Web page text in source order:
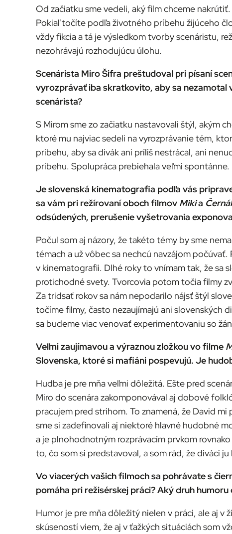
Od začiatku sme vedeli, aký film chceme
Pokiaľ točíte podľa životného príbehu žijúceho
vždy fikcia a tá je výsledkom tvorby scenáristu,
nezohrávajú rozhodujúcu úlohu.
Scenárista Miro Šifra preštudoval pri písaní
vyrozprávať iba skratkovito, aby sa nezamotal
scenárista?
S Mirom sme zo začiatku nastavovali štýl, akým
ktoré mu najviac sedeli na vyrozprávanie tém,
príbehu, aby sa divák ani príliš nestrácal, ani
príbehu. Spolupráca prebiehala veľmi spontánne.
Je slovenská kinematografia podľa vás
sa vám pri režírovaní oboch filmov Mikia
odsúdených, prerušenie vyšetrovania
Počul som aj názory, že takéto témy by sme
témach a už vôbec sa nechcú navzájom
v kinematografii. Dlhé roky to vnímam tak, že sa
protichodné svety. Tvorcovia potom točia filmy
Za tridsať rokov sa nám nepodarilo nájsť štýl
točíme filmy, často nezaujímajú ani slovenských
sa budeme viac venovať experimentovaniu so
Veľmi zaujímavou a výraznou zložkou vo filme
Slovenska, ktoré si mafiáni pospevujú. Je
Hudba je pre mňa veľmi dôležitá. Ešte pred
Miro do scenára zakomponovával aj dobové
pracujem pred strihom. To znamená, že David
sme si zadefinovali aj niektoré hlavné hudobné
a je plnohodnotným rozprávacím prvkom
to, čo som si predstavoval, a som rád, že diváci
Vo viacerých vašich filmoch sa pohrávate s
pomáha pri režisérskej práci? Aký druh
Humor je pre mňa dôležitý nielen v práci, ale aj
skúseností viem, že aj v ťažkých situáciách som